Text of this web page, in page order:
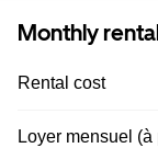
Monthly
Rental cost
Loyer mensuel (à